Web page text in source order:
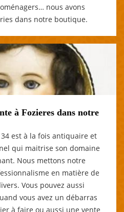
nous avons
dans notre boutique.
à Fozieres dans notre
est à la fois antiquaire et
qui maitrise son domaine
Nous mettons notre
en matière de
Vous pouvez aussi
vous avez un débarras
à faire ou aussi une vente